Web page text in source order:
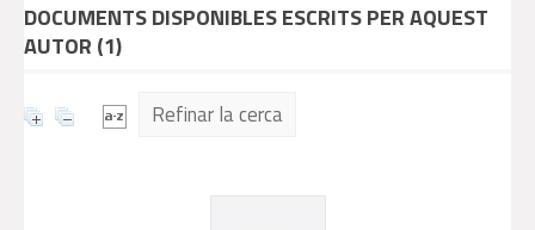
DOCUMENTS DISPONIBLES ESCRITS PER AQUEST
AUTOR (1)
Refinar la cerca